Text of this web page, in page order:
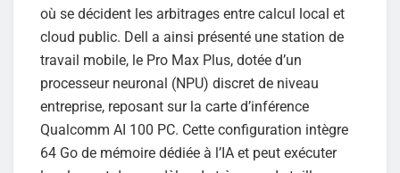
où se décident les arbitrages entre calcul local et
cloud public. Dell a ainsi présenté une station de
travail mobile, le Pro Max Plus, dotée d’un
processeur neuronal (NPU) discret de niveau
entreprise, reposant sur la carte d’inférence
Qualcomm AI 100 PC. Cette configuration intègre
64 Go de mémoire dédiée à l’IA et peut exécuter